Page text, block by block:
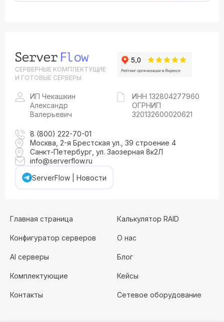
СЕРВЕРНЫЕ КОМПЛЕКТУЩИЕ
И ГОТОВЫЕ СЕРВЕРЫ
ИП Чекашкин
Александр
Валерьевич
ИНН 132804277960
ОГРНИП
320132600020621
8 (800) 222-70-01
Москва, 2-я Брестская ул., 39 строение 4
Санкт-Петербург, ул. Заозерная 8к2Л
info@serverflow.ru
ServerFlow | Новости
Главная страница Калькулятор RAID
Конфигуратор серверов О нас
AI серверы Блог
Комплектующие Кейсы
Контакты Сетевое оборудование